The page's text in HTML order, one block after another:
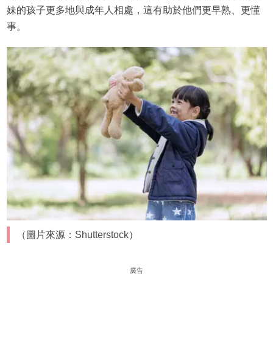
妹的孩子更多地與成年人相處，這有助於他們更早熟、更懂
事。
（圖片來源：Shutterstock）
廣告